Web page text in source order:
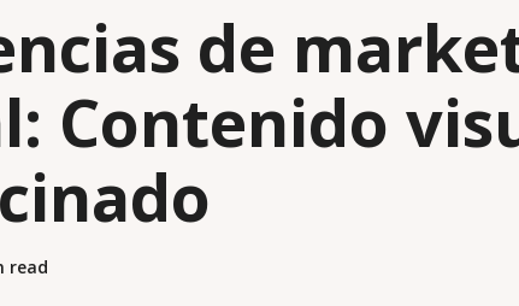
de
Contenido
read